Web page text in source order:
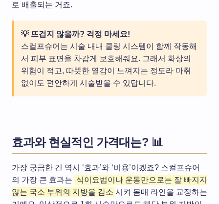
로 배출되는 거죠.
💡 뜨겁지 않을까? 걱정 마세요!
스컬프슈어는 시술 내내 쿨링 시스템이 함께 작동해
서 피부 표면을 차갑게 보호해줘요. 그래서 화상의
위험이 적고, 따뜻한 열감이 느껴지는 정도라 마취
없이도 편안하게 시술받을 수 있답니다.
효과와 현실적인 가격대는? 📊
가장 궁금한 건 역시 ‘효과’와 ‘비용’이겠죠? 스컬프슈어
의 가장 큰 효과는 식이요법이나 운동만으로는 잘 빠지지
않는 국소 부위의 지방을 감소 시켜 몸매 라인을 교정하는